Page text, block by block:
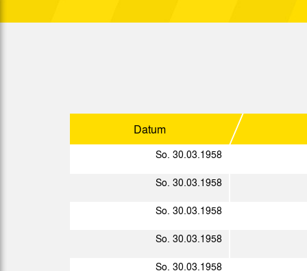
So. 05.01.1958
Ober. So. 26.01.1958
Ober.
Datum
So. 30.03.1958
So. 30.03.1958
So. 30.03.1958
So. 30.03.1958
So. 30.03.1958